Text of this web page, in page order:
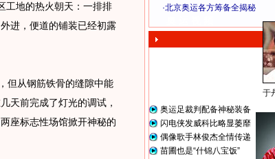
地的热火朝天：一排排
进，便道的铺装已经初露
从钢筋铁骨的缝隙中能
天前完成了灯光的调试，
座标志性场馆掀开神秘的
·北京奥运各方筹备全揭秘
于
奥运足裁判配备神秘装备
闪电侠发威科比略显萎靡
偶像歌手林俊杰全情传递
苗圃也是“什锦八宝饭”